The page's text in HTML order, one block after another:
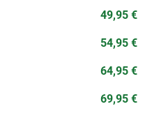
49,95 €
54,95 €
64,95 €
69,95 €